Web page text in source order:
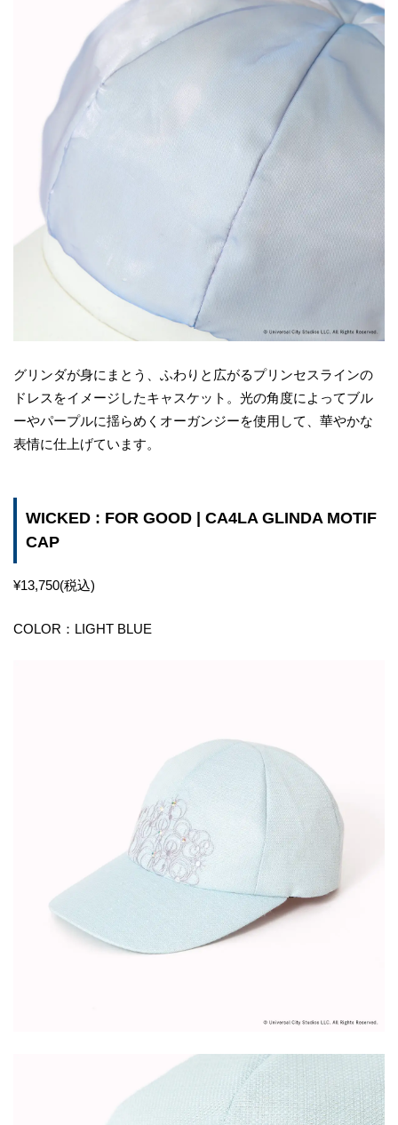
グリンダが身にまとう、ふわりと広がるプリンセスラインの
ドレスをイメージしたキャスケット。光の角度によってブル
ーやパープルに揺らめくオーガンジーを使用して、華やかな
表情に仕上げています。
WICKED : FOR GOOD | CA4LA GLINDA MOTIF
CAP
¥13,750(税込)
COLOR：LIGHT BLUE